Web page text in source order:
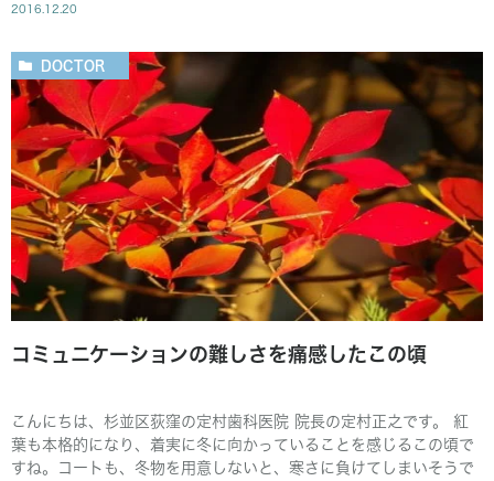
2016.12.20
DOCTOR
コミュニケーションの難しさを痛感したこの頃
こんにちは、杉並区荻窪の定村歯科医院 院長の定村正之です。 紅
葉も本格的になり、着実に冬に向かっていることを感じるこの頃で
すね。コートも、冬物を用意しないと、寒さに負けてしまいそうで